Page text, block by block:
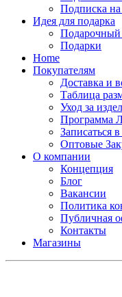
Подписка
Идея для подарка
Подарочный
Подарки
Home
Покупателям
Доставка и
Таблица
Уход за
Программа
Записаться
Оптовые
О компании
Концепция
Блог
Вакансии
Политика
Публичная
Контакты
Магазины